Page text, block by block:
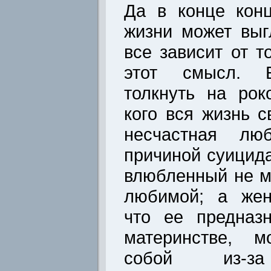
Да в конце
жизни может
все зависит от
этот смысл.
толкнуть на
кого вся жизнь
несчастная
причиной
влюбленный не
любимой; а
что ее
материнстве,
собой из-за